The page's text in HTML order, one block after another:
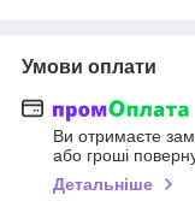
Умови оплати
Ви отримаєте
або гроші
Детальніше